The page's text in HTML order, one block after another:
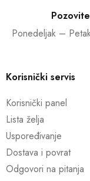
Ponedeljak –
Korisnički servis
Korisnički panel
Lista želja
Uspoređivanje
Dostava i povrat
Odgovori na pitanja